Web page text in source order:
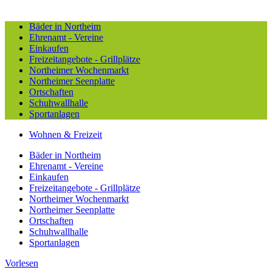
Bäder in Northeim
Ehrenamt - Vereine
Einkaufen
Freizeitangebote - Grillplätze
Northeimer Wochenmarkt
Northeimer Seenplatte
Ortschaften
Schuhwallhalle
Sportanlagen
Wohnen & Freizeit
Bäder in Northeim
Ehrenamt - Vereine
Einkaufen
Freizeitangebote - Grillplätze
Northeimer Wochenmarkt
Northeimer Seenplatte
Ortschaften
Schuhwallhalle
Sportanlagen
Vorlesen